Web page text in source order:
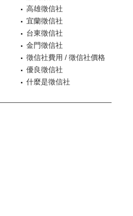
高雄徵信社
宜蘭徵信社
台東徵信社
金門徵信社
徵信社費用 / 徵信社價格
優良徵信社
什麼是徵信社